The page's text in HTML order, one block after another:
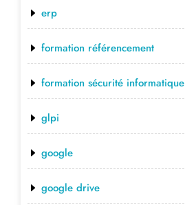
erp
formation référencement
formation sécurité informatique
glpi
google
google drive